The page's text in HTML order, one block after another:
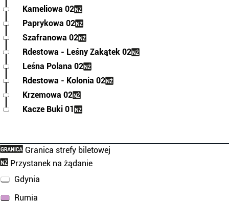
Kameliowa 02
Paprykowa 02
Szafranowa 02
Rdestowa - Leśny Zakątek 02
Leśna Polana 02
Rdestowa - Kolonia 02
Krzemowa 02
Kacze Buki 01
Granica strefy biletowej
Przystanek na żądanie
Gdynia
Rumia